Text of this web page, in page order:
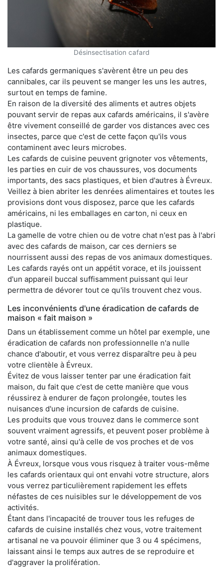
Désinsectisation cafard
Les cafards germaniques s'avèrent être un peu des
cannibales, car ils peuvent se manger les uns les autres,
surtout en temps de famine.
En raison de la diversité des aliments et autres objets
pouvant servir de repas aux cafards américains, il s'avère
être vivement conseillé de garder vos distances avec ces
insectes, parce que c'est de cette façon qu'ils vous
contaminent avec leurs microbes.
Les cafards de cuisine peuvent grignoter vos vêtements,
les parties en cuir de vos chaussures, vos documents
importants, des sacs plastiques, et bien d'autres à Évreux.
Veillez à bien abriter les denrées alimentaires et toutes les
provisions dont vous disposez, parce que les cafards
américains, ni les emballages en carton, ni ceux en
plastique.
La gamelle de votre chien ou de votre chat n'est pas à l'abri
avec des cafards de maison, car ces derniers se
nourrissent aussi des repas de vos animaux domestiques.
Les cafards rayés ont un appétit vorace, et ils jouissent
d'un appareil buccal suffisamment puissant qui leur
permettra de dévorer tout ce qu'ils trouvent chez vous.
Les inconvénients d'une éradication de cafards de
maison « fait maison »
Dans un établissement comme un hôtel par exemple, une
éradication de cafards non professionnelle n'a nulle
chance d'aboutir, et vous verrez disparaître peu à peu
votre clientèle à Évreux.
Évitez de vous laisser tenter par une éradication fait
maison, du fait que c'est de cette manière que vous
réussirez à endurer de façon prolongée, toutes les
nuisances d'une incursion de cafards de cuisine.
Les produits que vous trouvez dans le commerce sont
souvent vraiment agressifs, et peuvent poser problème à
votre santé, ainsi qu'à celle de vos proches et de vos
animaux domestiques.
À Évreux, lorsque vous vous risquez à traiter vous-même
les cafards orientaux qui ont envahi votre structure, alors
vous verrez particulièrement rapidement les effets
néfastes de ces nuisibles sur le développement de vos
activités.
Étant dans l'incapacité de trouver tous les refuges de
cafards de cuisine installés chez vous, votre traitement
artisanal ne va pouvoir éliminer que 3 ou 4 spécimens,
laissant ainsi le temps aux autres de se reproduire et
d'aggraver la prolifération.